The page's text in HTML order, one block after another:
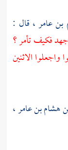
عامر ، قال :
فكيف تأمر ؟
الاثنين
هشام بن عامر ،